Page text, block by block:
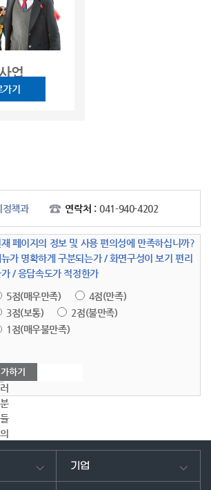
업
기
정책과 연락처 : 041-940-4202
페이지의 정보 및 사용 편의성에 만족하십니까?
가 명확하게 구분되는가 / 화면구성이 보기 편리
/ 응답속도가 적정한가
5점(매우만족)
4점(만족)
3점(보통)
2점(불만족)
1점(매우불만족)
여
러
분
들
의
의
을
기업